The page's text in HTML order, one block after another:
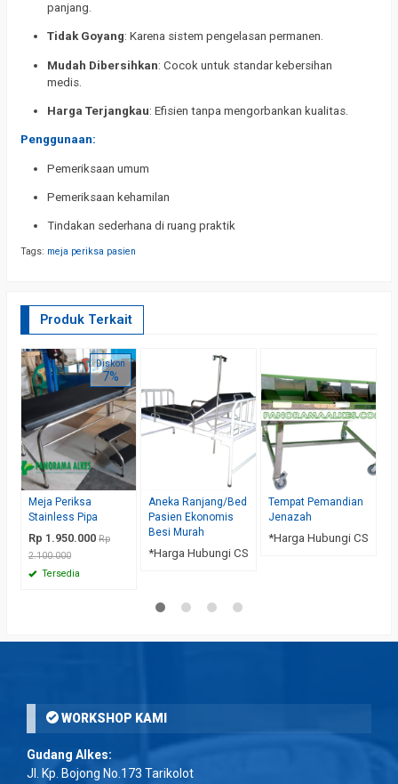
panjang.
Tidak Goyang: Karena sistem pengelasan permanen.
Mudah Dibersihkan: Cocok untuk standar kebersihan
medis.
Harga Terjangkau: Efisien tanpa mengorbankan kualitas.
Penggunaan:
Pemeriksaan umum
Pemeriksaan kehamilan
Tindakan sederhana di ruang praktik
Tags: meja periksa pasien
Produk Terkait
Diskon
7%
Meja Periksa
Stainless Pipa
Rp 1.950.000 Rp
2.100.000
Tersedia
Aneka Ranjang/Bed
Pasien Ekonomis
Besi Murah
*Harga Hubungi CS
Tempat Pemandian
Jenazah
*Harga Hubungi CS
WORKSHOP KAMI
Gudang Alkes:
Jl. Kp. Bojong No.173 Tarikolot